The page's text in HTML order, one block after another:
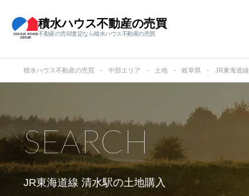
積水ハウス不動産の売買
不動産の売却査定なら積水ハウス不動産の売買
積水ハウス不動産の売買 中部エリア 土地 岐阜県 JR東海道線
JR東海道線 清水駅の土地購入
SEARCH